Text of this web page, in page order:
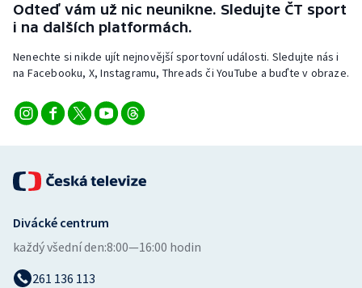
Odteď vám už nic neunikne. Sledujte ČT sport
i na dalších platformách.
Nenechte si nikde ujít nejnovější sportovní události. Sledujte nás i
na Facebooku, X, Instagramu, Threads či YouTube a buďte v obraze.
Divácké centrum
každý všední den:8:00—16:00 hodin
261 136 113